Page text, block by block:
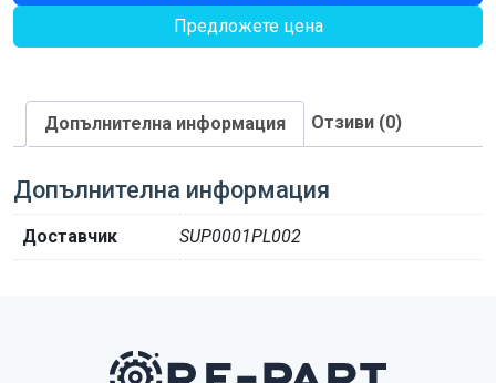
ПРЪСТЕН
Предложете цена
Допълнителна информация Отзиви (0)
Допълнителна информация
Доставчик SUP0001PL002